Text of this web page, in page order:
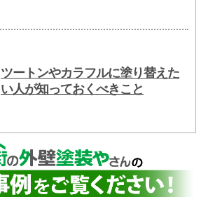
ツートンやカラフルに塗り替えた
い人が知っておくべきこと